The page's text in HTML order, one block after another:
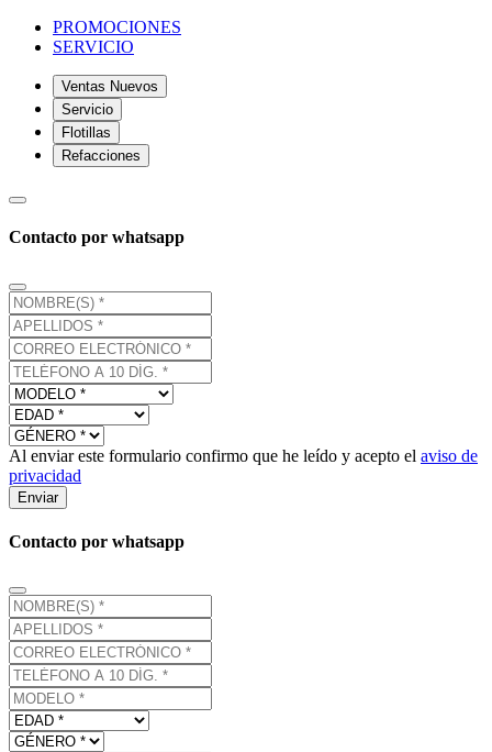
PROMOCIONES
SERVICIO
Ventas Nuevos
Servicio
Flotillas
Refacciones
Contacto por whatsapp
Al enviar este formulario confirmo que he leído y acepto el aviso de
privacidad
Enviar
Contacto por whatsapp